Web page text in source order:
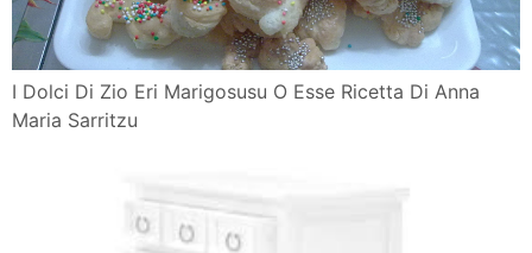
I Dolci Di Zio Eri Marigosusu O Esse Ricetta Di Anna
Maria Sarritzu